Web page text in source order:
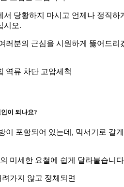
당황하지 마시고 언제나 정직하
시오.
러분의 근심을 시원하게 뚫어드리
역류 차단 고압세척
이 되나요?
이 포함되어 있는데, 믹서기로 갈게
미세한 요철에 쉽게 달라붙습니
가지 않고 정체되면